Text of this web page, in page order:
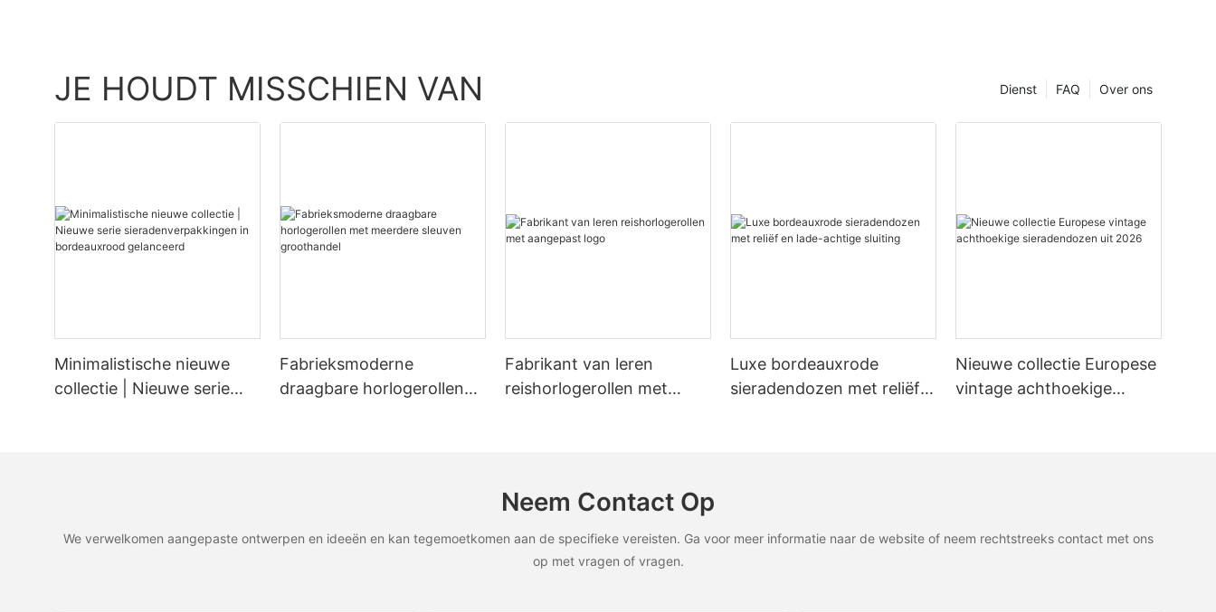
JE HOUDT MISSCHIEN VAN Over ons
FAQ
Dienst
Minimalistische nieuwe
collectie | Nieuwe serie
Fabrieksmoderne
draagbare horlogerollen
Fabrikant van leren
reishorlogerollen met
Luxe bordeauxrode
sieradendozen met reliëf
Nieuwe collectie Europese
vintage achthoekige
Neem Contact Op
We verwelkomen aangepaste ontwerpen en ideeën en kan tegemoetkomen aan de specifieke vereisten. Ga voor meer informatie naar de website of neem rechtstreeks contact met ons
op met vragen of vragen.